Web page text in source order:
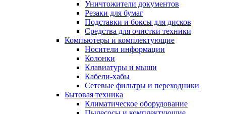
Уничтожители документов
Резаки для бумаг
Подставки и боксы для дисков
Средства для очистки техники
Компьютеры и комплектующие
Носители информации
Колонки
Клавиатуры и мыши
Кабели-хабы
Сетевые фильтры и переходники
Бытовая техника
Климатическое оборудование